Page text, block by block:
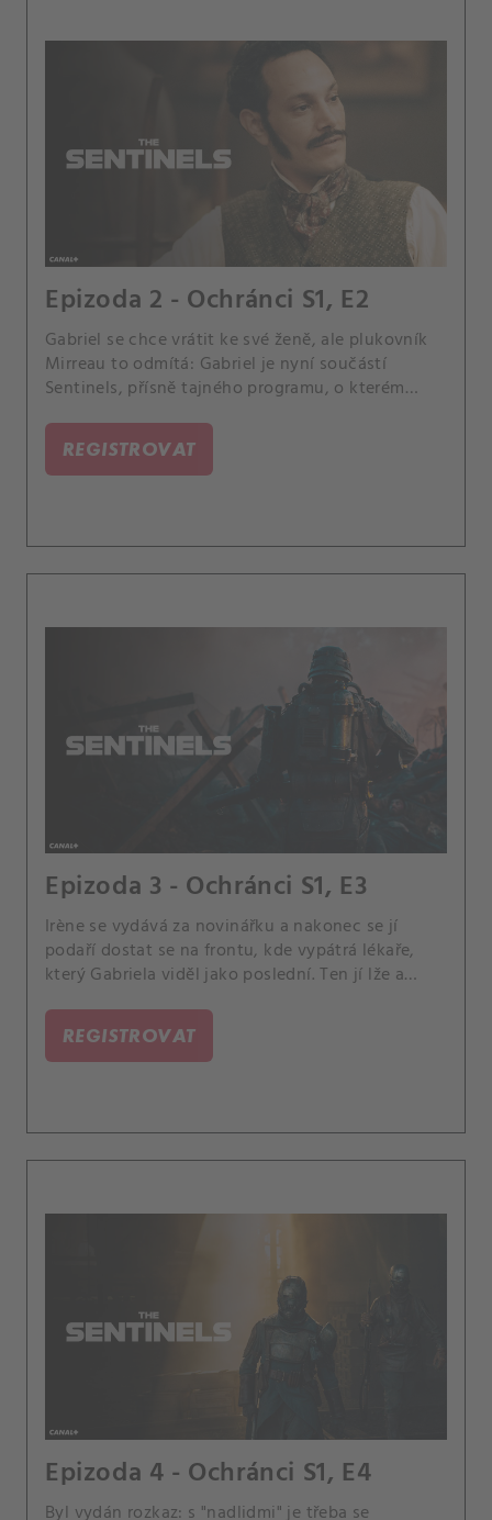
Epizoda 2 - Ochránci S1, E2
Gabriel se chce vrátit ke své ženě, ale plukovník
Mirreau to odmítá: Gabriel je nyní součástí
Sentinels, přísně tajného programu, o kterém
bude moci setkat až po vítězství ve válce.
REGISTROVAT
Epizoda 3 - Ochránci S1, E3
Irène se vydává za novinářku a nakonec se jí
podaří dostat se na frontu, kde vypátrá lékaře,
který Gabriela viděl jako poslední. Ten jí lže a
Irène diskrétně kontaktuje a řekne jí, že lékař před
ní něco tají.
REGISTROVAT
Epizoda 4 - Ochránci S1, E4
Byl vydán rozkaz: s "nadlidmi" je třeba se